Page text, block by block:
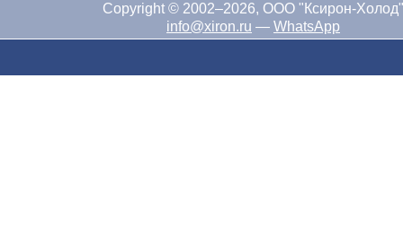
Copyright © 2002–2026, ООО "Ксирон-Холод"
info@xiron.ru — WhatsApp